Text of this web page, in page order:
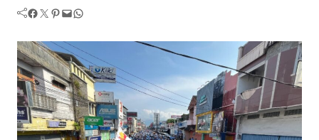
Facebook Twitter Pinterest Mail WhatsApp